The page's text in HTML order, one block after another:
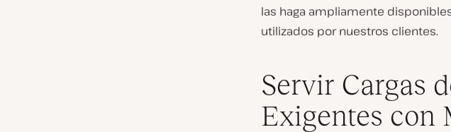
las haga ampliamente
utilizados por nuestros clientes.
Servir Cargas
Exigentes con